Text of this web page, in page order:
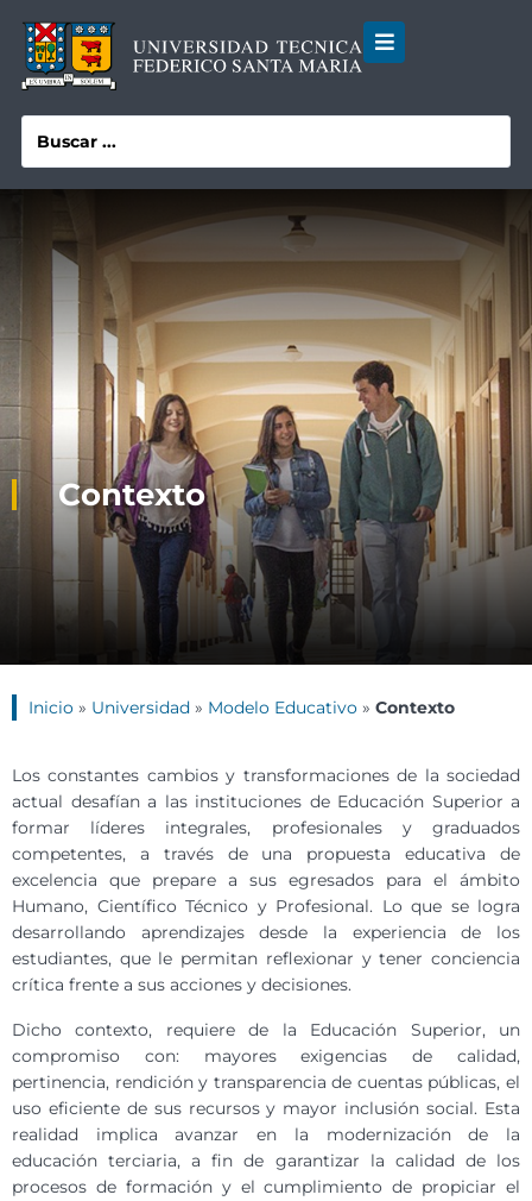
Contexto
Inicio » Universidad » Modelo Educativo » Contexto
Los constantes cambios y transformaciones de la sociedad
actual desafían a las instituciones de Educación Superior a
formar líderes integrales, profesionales y graduados
competentes, a través de una propuesta educativa de
excelencia que prepare a sus egresados para el ámbito
Humano, Científico Técnico y Profesional. Lo que se logra
desarrollando aprendizajes desde la experiencia de los
estudiantes, que le permitan reflexionar y tener conciencia
crítica frente a sus acciones y decisiones.
Dicho contexto, requiere de la Educación Superior, un
compromiso con: mayores exigencias de calidad,
pertinencia, rendición y transparencia de cuentas públicas, el
uso eficiente de sus recursos y mayor inclusión social. Esta
realidad implica avanzar en la modernización de la
educación terciaria, a fin de garantizar la calidad de los
procesos de formación y el cumplimiento de propiciar el